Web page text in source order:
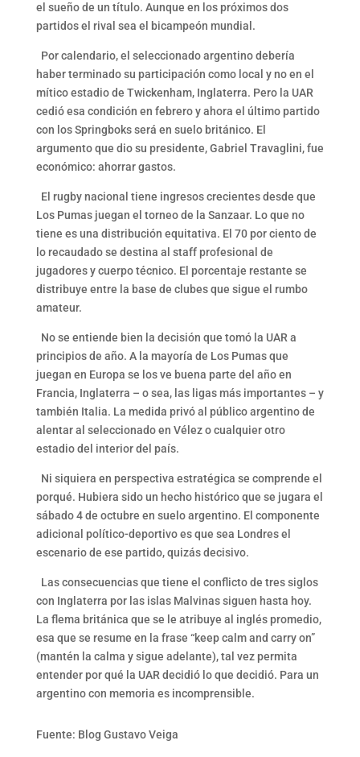
el sueño de un título. Aunque en los próximos dos
partidos el rival sea el bicampeón mundial.
Por calendario, el seleccionado argentino debería
haber terminado su participación como local y no en el
mítico estadio de Twickenham, Inglaterra. Pero la UAR
cedió esa condición en febrero y ahora el último partido
con los Springboks será en suelo británico. El
argumento que dio su presidente, Gabriel Travaglini, fue
económico: ahorrar gastos.
El rugby nacional tiene ingresos crecientes desde que
Los Pumas juegan el torneo de la Sanzaar. Lo que no
tiene es una distribución equitativa. El 70 por ciento de
lo recaudado se destina al staff profesional de
jugadores y cuerpo técnico. El porcentaje restante se
distribuye entre la base de clubes que sigue el rumbo
amateur.
No se entiende bien la decisión que tomó la UAR a
principios de año. A la mayoría de Los Pumas que
juegan en Europa se los ve buena parte del año en
Francia, Inglaterra – o sea, las ligas más importantes – y
también Italia. La medida privó al público argentino de
alentar al seleccionado en Vélez o cualquier otro
estadio del interior del país.
Ni siquiera en perspectiva estratégica se comprende el
porqué. Hubiera sido un hecho histórico que se jugara el
sábado 4 de octubre en suelo argentino. El componente
adicional político-deportivo es que sea Londres el
escenario de ese partido, quizás decisivo.
Las consecuencias que tiene el conflicto de tres siglos
con Inglaterra por las islas Malvinas siguen hasta hoy.
La flema británica que se le atribuye al inglés promedio,
esa que se resume en la frase “keep calm and carry on”
(mantén la calma y sigue adelante), tal vez permita
entender por qué la UAR decidió lo que decidió. Para un
argentino con memoria es incomprensible.
Fuente: Blog Gustavo Veiga